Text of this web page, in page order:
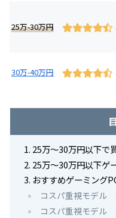
25万-30万円
30万-40万円
25万～30万円以下で
25万～30万円以下ゲ
おすすめゲーミング
コスパ重視モデル
コスパ重視モデル